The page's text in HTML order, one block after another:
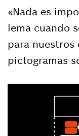
«Nada es
lema cuando
para nuestros
pictogramas